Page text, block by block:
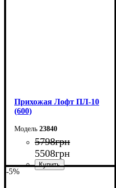
Прихожая Лофт ПЛ-10
(600)
23840
5798грн
5508грн
-5%